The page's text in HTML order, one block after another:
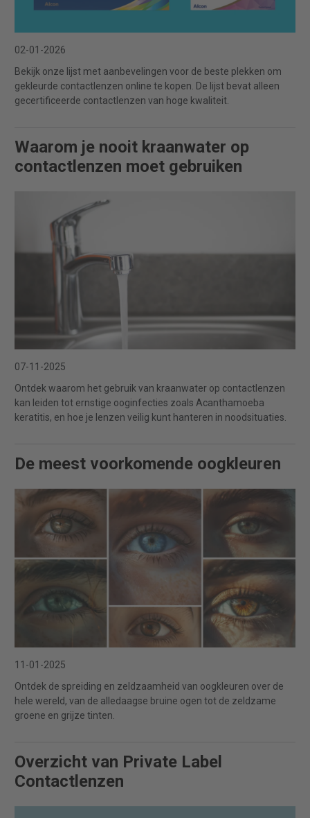
02-01-2026
Bekijk onze lijst met aanbevelingen voor de beste plekken om
gekleurde contactlenzen online te kopen. De lijst bevat alleen
gecertificeerde contactlenzen van hoge kwaliteit.
Waarom je nooit kraanwater op
contactlenzen moet gebruiken
07-11-2025
Ontdek waarom het gebruik van kraanwater op contactlenzen
kan leiden tot ernstige ooginfecties zoals Acanthamoeba
keratitis, en hoe je lenzen veilig kunt hanteren in noodsituaties.
De meest voorkomende oogkleuren
11-01-2025
Ontdek de spreiding en zeldzaamheid van oogkleuren over de
hele wereld, van de alledaagse bruine ogen tot de zeldzame
groene en grijze tinten.
Overzicht van Private Label
Contactlenzen